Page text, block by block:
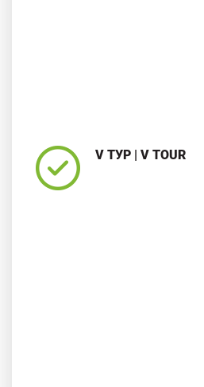
V ТУР | V TOUR